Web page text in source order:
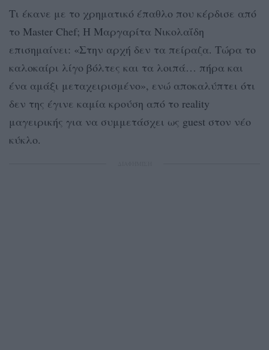
Τι έκανε με το χρηματικό έπαθλο που κέρδισε από
το Master Chef; Η Μαργαρίτα Νικολαΐδη
επισημαίνει: «Στην αρχή δεν τα πείραζα. Τώρα το
καλοκαίρι λίγο βόλτες και τα λοιπά… πήρα και
ένα αμάξι μεταχειρισμένο», ενώ αποκαλύπτει ότι
δεν της έγινε καμία κρούση από το reality
μαγειρικής για να συμμετάσχει ως guest στον νέο
κύκλο.